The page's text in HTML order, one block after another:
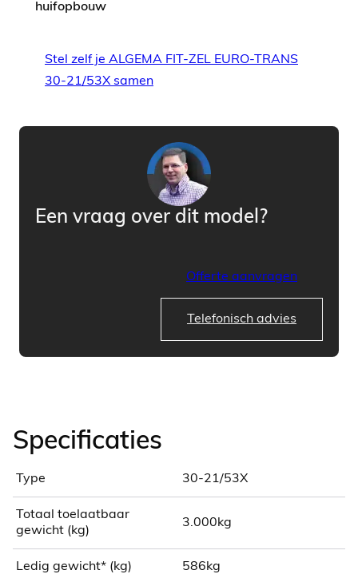
huifopbouw
Stel zelf je ALGEMA FIT-ZEL EURO-TRANS
30-21/53X samen
Een vraag over dit model?
Offerte aanvragen
Telefonisch advies
Specificaties
Type 30-21/53X
Totaal toelaatbaar
gewicht (kg)
3.000kg
Ledig gewicht* (kg) 586kg